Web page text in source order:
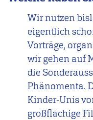
Wir nutzen
eigentlich
Vorträge,
wir gehen auf
die
Phänomenta.
Kinder-Unis
großflächige